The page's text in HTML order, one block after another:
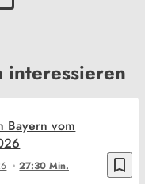
interessieren
bookmark_border
27:30 Min.
Bayern vom